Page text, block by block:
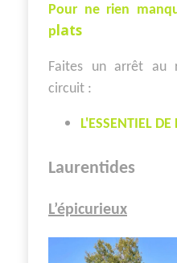
Pour ne rien
plats
Faites un arrêt au
circuit :
L'ESSENTIEL
Laurentides
L’épicurieux